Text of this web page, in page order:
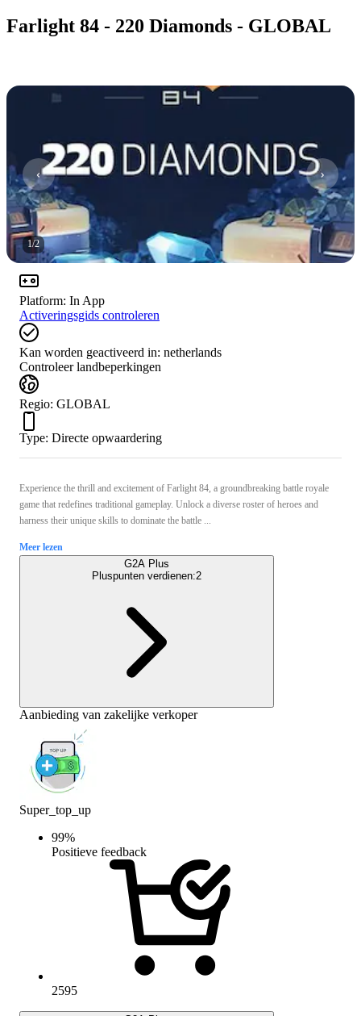
Farlight 84 - 220 Diamonds - GLOBAL
1/2
Platform: In App
Activeringsgids controleren
Kan worden geactiveerd in: netherlands
Controleer landbeperkingen
Regio: GLOBAL
Type: Directe opwaardering
Experience the thrill and excitement of Farlight 84, a groundbreaking battle royale
game that redefines traditional gameplay. Unlock a diverse roster of heroes and
harness their unique skills to dominate the battle ...
Meer lezen
G2A Plus
Pluspunten verdienen:2
Aanbieding van zakelijke verkoper
Super_top_up
99%
Positieve feedback
2595